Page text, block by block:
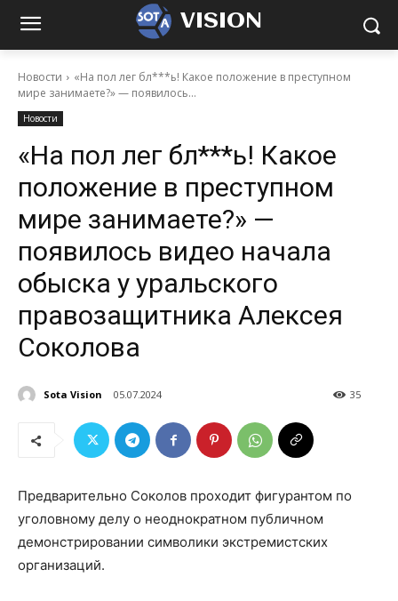
VISION
Новости
«На пол лег бл***ь! Какое положение в преступном
мире занимаете?» — появилось...
Новости
«На пол лег бл***ь! Какое
положение в преступном
мире занимаете?» —
появилось видео начала
обыска у уральского
правозащитника Алексея
Соколова
Sota Vision 05.07.2024 35
Предварительно Соколов проходит фигурантом по
уголовному делу о неоднократном публичном
демонстрировании символики экстремистских
организаций.